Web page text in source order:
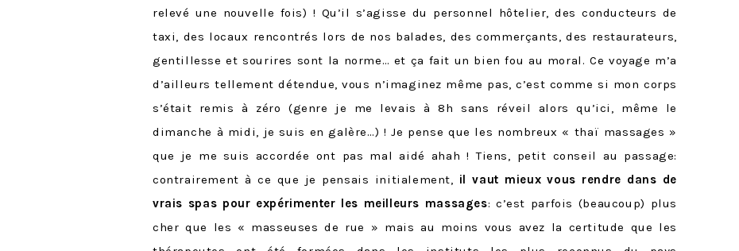
relevé une nouvelle fois) ! Qu’il s’agisse du personnel hôtelier, des conducteurs de
taxi, des locaux rencontrés lors de nos balades, des commerçants, des restaurateurs,
gentillesse et sourires sont la norme… et ça fait un bien fou au moral. Ce voyage m’a
d’ailleurs tellement détendue, vous n’imaginez même pas, c’est comme si mon corps
s’était remis à zéro (genre je me levais à 8h sans réveil alors qu’ici, même le
dimanche à midi, je suis en galère…) ! Je pense que les nombreux « thaï massages »
que je me suis accordée ont pas mal aidé ahah ! Tiens, petit conseil au passage:
contrairement à ce que je pensais initialement, il vaut mieux vous rendre dans de
vrais spas pour expérimenter les meilleurs massages: c’est parfois (beaucoup) plus
cher que les « masseuses de rue » mais au moins vous avez la certitude que les